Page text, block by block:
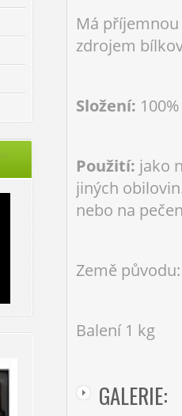
Má
zdrojem
Složení:
Použití: jako
jiných
nebo na
Země
Balení 1 kg
GALERIE: